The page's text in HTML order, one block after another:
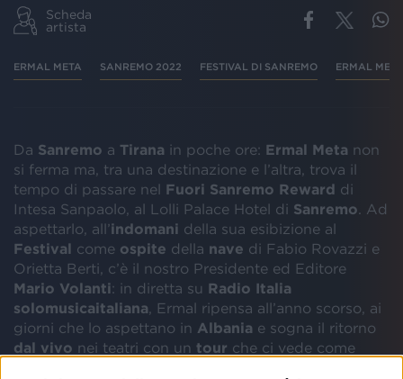
Scheda
artista
ERMAL META SANREMO 2022 FESTIVAL DI SANREMO ERMAL
Da Sanremo a Tirana in poche ore: Ermal Meta non
si ferma ma, tra una destinazione e l’altra, trova il
tempo di passare nel Fuori Sanremo Reward di
Intesa Sanpaolo, al Lolli Palace Hotel di Sanremo . Ad
aspettarlo, all’indomani della sua esibizione al
Festival come ospite della nave di Fabio Rovazzi e
Orietta Berti, c’è il nostro Presidente ed Editore
Mario Volanti: in diretta su Radio Italia
solomusicaitaliana , Ermal ripensa all’anno scorso, ai
giorni che lo aspettano in Albania e sogna il ritorno
dal vivo nei teatri con un tour che ci vede come